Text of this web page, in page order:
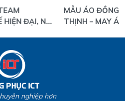
CÔNG TY HẢI PHÚ
POLO IN LOGO THEO
ĐỒNG
YÊU
nghiệp hơn